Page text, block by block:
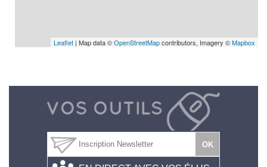
Leaflet | Map data ©OpenStreetMapcontributors, Imagery ©Mapbox